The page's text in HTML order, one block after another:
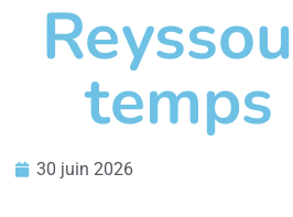
30 juin 2026